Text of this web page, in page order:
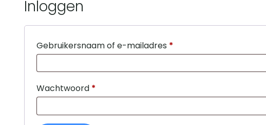
Inloggen
Gebruikersnaam of e-mailadres *
Wachtwoord *